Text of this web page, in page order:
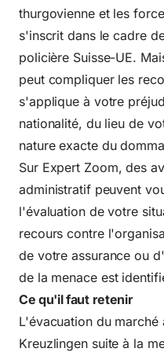
thurgovienne et les
s'inscrit dans le cadre
policière Suisse-UE.
peut compliquer les
s'applique à votre
nationalité, du lieu de
nature exacte du
Sur Expert Zoom, des
administratifpeuvent
l'évaluation de votre
recours contre
de votre assurance ou
de la menace est
Ce qu'il faut retenir
L'évacuation du
Kreuzlingen suite à la